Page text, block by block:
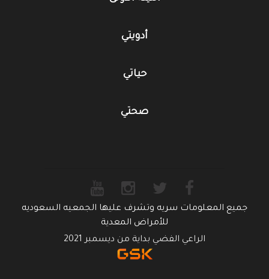
أدويتي
حياتي
صحتي
جميع المعلومات سريه وتشرف عليها الجمعيه السعوديه
للأمراض المعدية
الراعي الفضي بداية من ديسمبر 2021